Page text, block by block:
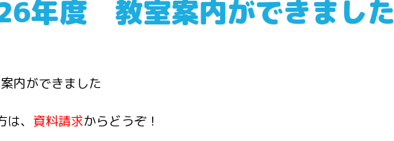
年度 教室案内ができました
内ができました
、 資料請求からどうぞ！